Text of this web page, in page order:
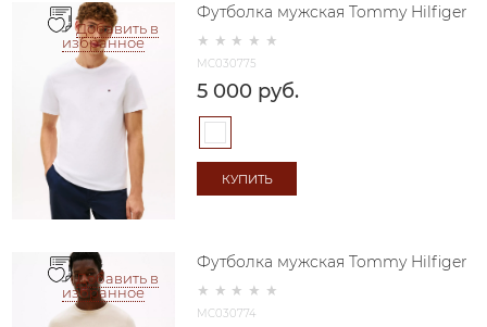
Добавить в
избранное
MC030775
Футболка мужская Tommy Hilfiger
5 000 руб.
КУПИТЬ
Добавить в
избранное
MC030774
Футболка мужская Tommy Hilfiger